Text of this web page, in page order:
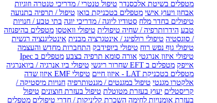
מטפלים בשיטת אלכסנדר טיפול טנטרי / מדריכי טנטרה וזוגיות
אבחון ויעוץ אישי מטפלים בטכניקת בואן טיפול / תרפיה בתנועה
טיפולים בחדר מלח סטודיו ליוגה / מדריכי יוגה בתי טבע / חנויות
טבע הידרותרפיה / שחיה טיפולית טיפולי וואטסו מטפלים בהיפנוזה
/ סוגסטיה טיפולי רולפינג / אינטגרציה מבנית אינטליגנציה רגשית
טיפולי גוף נפש רוח טיפולי ביופידבק התחברות מחדש והעצמה
טיפולי איזון אנרגטי אורה סומא תרפיה בצבע
מטפלים ב Ipec
אייפק מטפלים ב EFT שחרור ריגשי
טיפולי ביו אנרגיה / ביואנרגיה
מטפלים בטכניקת LAT - איזון חיים
טיפולי EMF איזון שדה
אלקטרו מגנטי טיפול במגנטים / מגנטותרפיה חנויות מיסטיקה /
קריסטלים יעוץ בעזרת מטוטלת טיפול בעזרת חוצונים טיפול
בעזרת אומנויות לחימה השכרת קליניקות / חדרי טיפולים מטפלים